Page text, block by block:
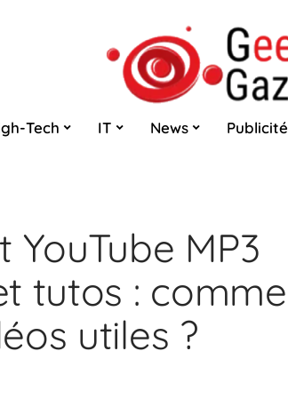
Tech IT News Publicité
MP3
tutos :
utiles ?